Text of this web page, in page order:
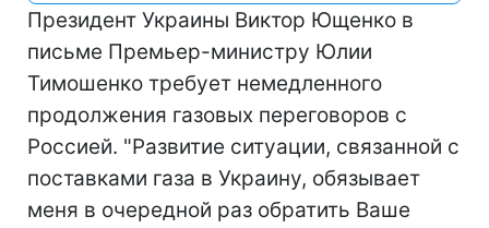
Президент Украины Виктор Ющенко в
письме Премьер-министру Юлии
Тимошенко требует немедленного
продолжения газовых переговоров с
Россией. "Развитие ситуации, связанной с
поставками газа в Украину, обязывает
меня в очередной раз обратить Ваше